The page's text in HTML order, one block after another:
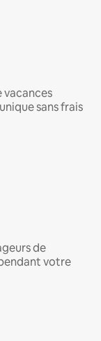
vacances
sans frais
de
votre